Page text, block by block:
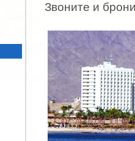
Звоните и